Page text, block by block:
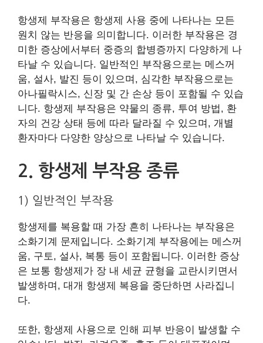
항생제 부작용은 항생제 사용 중에 나타나는 모든
원치 않는 반응을 의미합니다. 이러한 부작용은 경
미한 증상에서부터 중증의 합병증까지 다양하게 나
타날 수 있습니다. 일반적인 부작용으로는 메스꺼
움, 설사, 발진 등이 있으며, 심각한 부작용으로는
아나필락시스, 신장 및 간 손상 등이 포함될 수 있습
니다. 항생제 부작용은 약물의 종류, 투여 방법, 환
자의 건강 상태 등에 따라 달라질 수 있으며, 개별
환자마다 다양한 양상으로 나타날 수 있습니다.
2. 항생제 부작용 종류
1) 일반적인 부작용
항생제를 복용할 때 가장 흔히 나타나는 부작용은
소화기계 문제입니다. 소화기계 부작용에는 메스꺼
움, 구토, 설사, 복통 등이 포함됩니다. 이러한 증상
은 보통 항생제가 장 내 세균 균형을 교란시키면서
발생하며, 대개 항생제 복용을 중단하면 사라집니
다.
또한, 항생제 사용으로 인해 피부 반응이 발생할 수